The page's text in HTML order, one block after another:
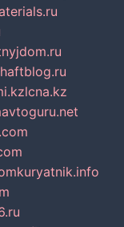
lcna.kz
avtoguru.net
kuryatnik.info